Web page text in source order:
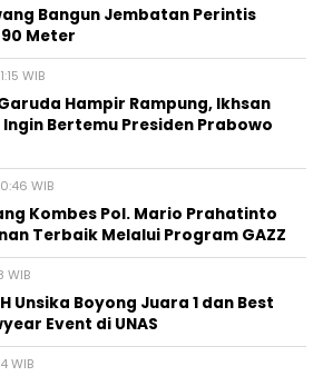
Bangun Jembatan Perintis
Meter
WIB
Hampir Rampung, Ikhsan
Ingin Bertemu Presiden Prabowo
WIB
Kombes Pol. Mario Prahatinto
Terbaik Melalui Program GAZZ
WIB
Unsika Boyong Juara 1 dan Best
Event di UNAS
WIB